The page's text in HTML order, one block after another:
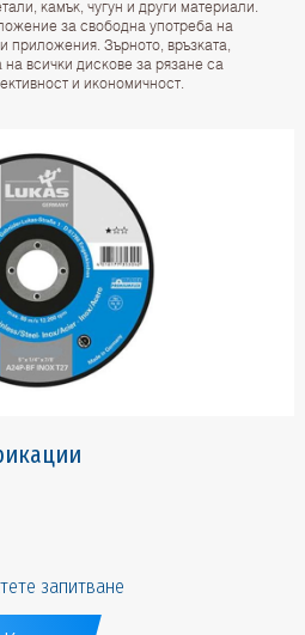
камък, чугун и други материали.
за свободна употреба на
Зърното, връзката,
всички дискове за рязане са
и икономичност.
запитване